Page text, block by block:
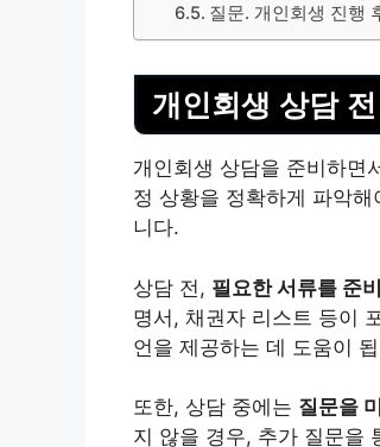
질문. 개인회생 진행
개인회생 상담
개인회생 상담을 준비하면
정 상황을 정확하게 파악
니다.
상담 전, 필요한 서류를 준비
명서, 채권자 리스트 등이
언을 제공하는 데 도움이
또한, 상담 중에는 질문을
지 않을 경우, 추가 질문을